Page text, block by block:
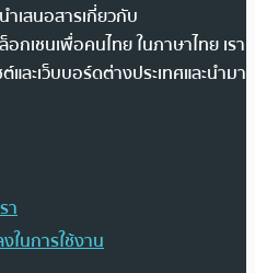
เสนอสารเกี่ยวกับ
กเชนเพื่อคนไทย ในภาษาไทย เรา
ละเว็บบอร์ดต่างประเทศและนำมา
า
ในการใช้งาน